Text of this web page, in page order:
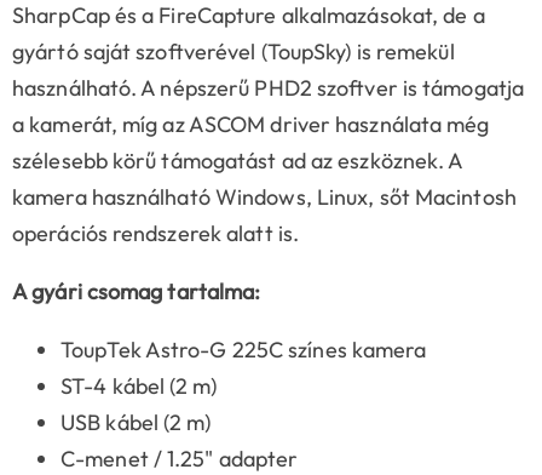
SharpCap és a FireCapture alkalmazásokat, de a
gyártó saját szoftverével (ToupSky) is remekül
használható. A népszerű PHD2 szoftver is támogatja
a kamerát, míg az ASCOM driver használata még
szélesebb körű támogatást ad az eszköznek. A
kamera használható Windows, Linux, sőt Macintosh
operációs rendszerek alatt is.
A gyári csomag tartalma:
ToupTek Astro-G 225C színes kamera
ST-4 kábel (2 m)
USB kábel (2 m)
C-menet / 1.25" adapter